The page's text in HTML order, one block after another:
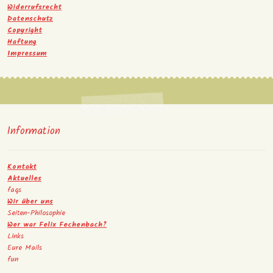
Widerrufsrecht
Datenschutz
Copyright
Haftung
Impressum
Information
Kontakt
Aktuelles
faqs
Wir über uns
Seiten-Philosophie
Wer war Felix Fechenbach?
Links
Eure Mails
fun